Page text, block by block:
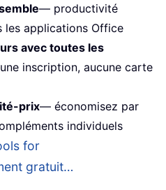
— productivité
les applications Office
avec toutes les
inscription, aucune carte
prix— économisez par
individuels
for
gratuit…